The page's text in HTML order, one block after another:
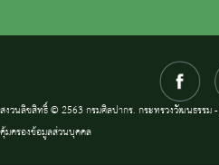
สงวนลิขสิทธิ์ © 2563 กรมศิลปากร. กระทรวงวัฒนธรรม -
คุ้มครองข้อมูลส่วนบุคคล